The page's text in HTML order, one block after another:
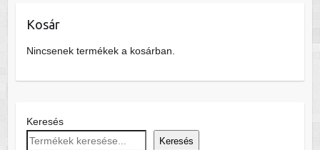
választhatók
Kosár
Nincsenek termékek a kosárban.
Keresés
Keresés